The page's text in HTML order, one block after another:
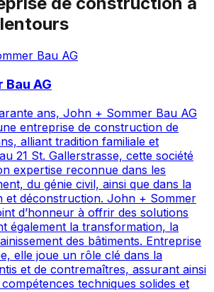
AG
ans, John + Sommer Bau AG
entreprise de construction de
alliant tradition familiale et
21 St. Gallerstrasse, cette société
expertise reconnue dans les
du génie civil, ainsi que dans la
et déconstruction. John + Sommer
d’honneur à offrir des solutions
également la transformation, la
des bâtiments. Entreprise
elle joue un rôle clé dans la
et de contremaîtres, assurant ainsi
techniques solides et